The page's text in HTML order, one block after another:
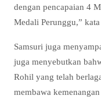
dengan pencapaian 4
Medali Perunggu,”
Samsuri juga
juga menyebutkan
Rohil yang telah
membawa